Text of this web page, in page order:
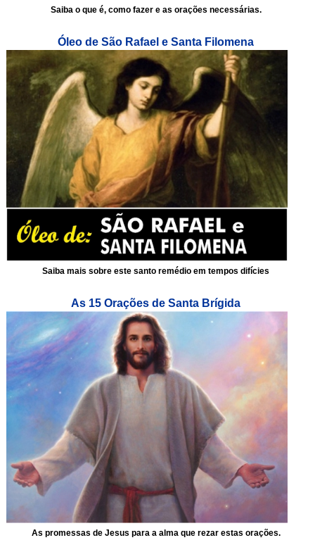
Saiba o que é, como fazer e as orações necessárias.
Óleo de São Rafael e Santa Filomena
Saiba mais sobre este santo remédio em tempos difícies
As 15 Orações de Santa Brígida
As promessas de Jesus para a alma que rezar estas orações.